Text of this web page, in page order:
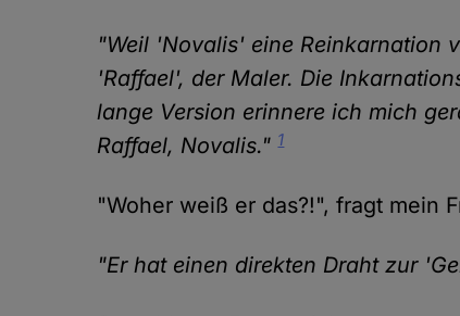
"Weil 'Novalis' eine Reinkarnation
'Raffael', der Maler. Die
lange Version erinnere ich mich
Raffael, Novalis."1
"Woher weiß er das?!", fragt mein
"Er hat einen direkten Draht zur